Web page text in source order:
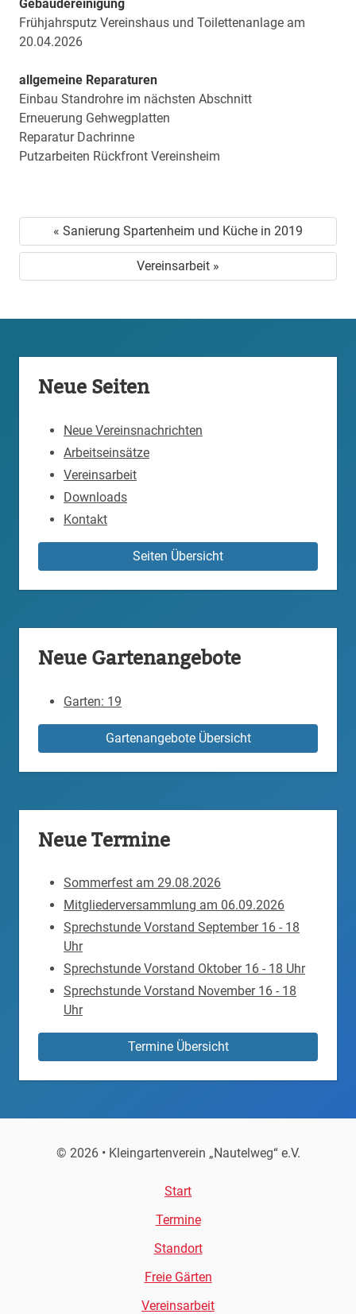
Gebäudereinigung
Frühjahrsputz Vereinshaus und Toilettenanlage am
20.04.2026
allgemeine Reparaturen
Einbau Standrohre im nächsten Abschnitt
Erneuerung Gehwegplatten
Reparatur Dachrinne
Putzarbeiten Rückfront Vereinsheim
« Sanierung Spartenheim und Küche in 2019
Vereinsarbeit »
Neue Seiten
Neue Vereinsnachrichten
Arbeitseinsätze
Vereinsarbeit
Downloads
Kontakt
Seiten Übersicht
Neue Gartenangebote
Garten: 19
Gartenangebote Übersicht
Neue Termine
Sommerfest am 29.08.2026
Mitgliederversammlung am 06.09.2026
Sprechstunde Vorstand September 16 - 18
Uhr
Sprechstunde Vorstand Oktober 16 - 18 Uhr
Sprechstunde Vorstand November 16 - 18
Uhr
Termine Übersicht
© 2026 • Kleingartenverein „Nautelweg“ e.V.
Start
Termine
Standort
Freie Gärten
Vereinsarbeit